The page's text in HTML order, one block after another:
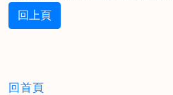
回上頁
回首頁